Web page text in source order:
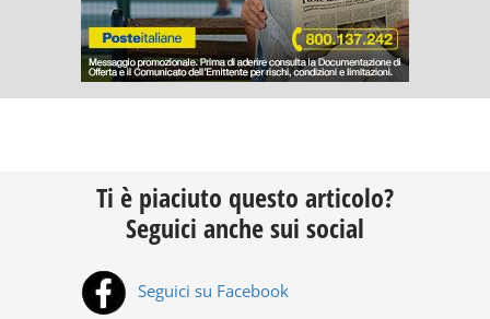
Ti è piaciuto questo articolo?
Seguici anche sui social
Seguici su Facebook